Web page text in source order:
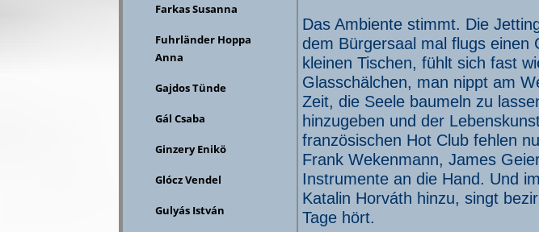
Farkas Susanna
Fuhrländer Hoppa
Anna
Gajdos Tünde
Gál Csaba
Ginzery Enikö
Glócz Vendel
Gulyás István
Das Ambiente stimmt. Die
dem Bürgersaal mal flugs einen
kleinen Tischen, fühlt sich fast
Glasschälchen, man nippt am
Zeit, die Seele baumeln zu
hinzugeben und der
französischen Hot Club fehlen
Frank Wekenmann, James
Instrumente an die Hand. Und
Katalin Horváth hinzu, singt
Tage hört.